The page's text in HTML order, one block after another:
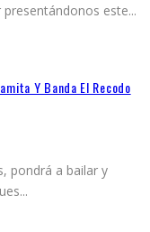
presentándonos este...
Y Banda El Recodo
pondrá a bailar y
...